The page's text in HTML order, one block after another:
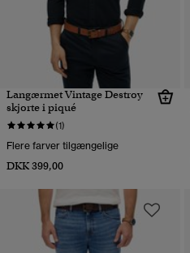
Langærmet Vintage Destroy
skjorte i piqué
(1)
Flere farver tilgængelige
DKK 399,00